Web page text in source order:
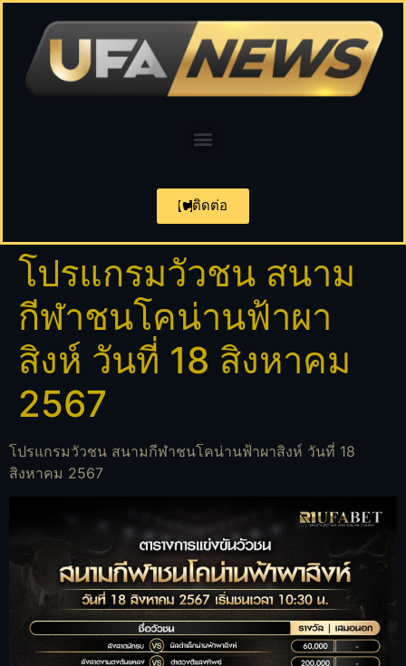
ติดต่อ
โปรแกรมวัวชน สนาม
กีฬาชนโคน่านฟ้าผา
สิงห์ วันที่ 18 สิงหาคม
2567
โปรแกรมวัวชน สนามกีฬาชนโคน่านฟ้าผาสิงห์ วันที่ 18
สิงหาคม 2567